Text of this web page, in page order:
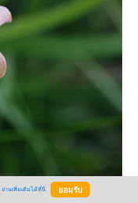
อ่านเพิ่มเติมได้ที่นี่